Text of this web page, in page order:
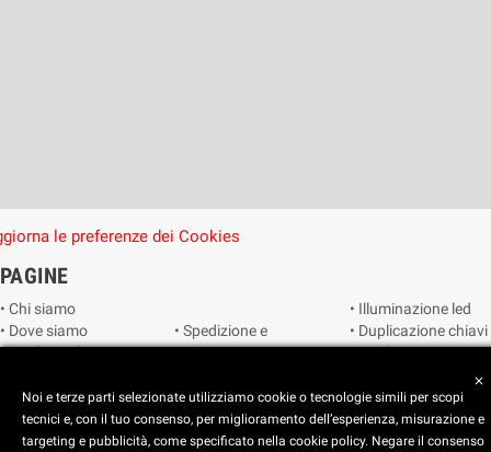
le preferenze dei Cookies
PAGINE
• Chi siamo
• Dove siamo
• Cookie Policy
• Reimposta le
preferenze dei
cookie
• Spedizione e
consegna
vendita
• Catalogo
• Illuminazione led
• Duplicazione chiavi
• Duplicazione
telecomandi
• Smart home
• Video sorveglianza
close
Noi e terze parti selezionate utilizziamo cookie o tecnologie simili per scopi
tecnici e, con il tuo consenso, per miglioramento dell’esperienza, misurazione e
targeting e pubblicità, come specificato nella cookie policy. Negare il consenso